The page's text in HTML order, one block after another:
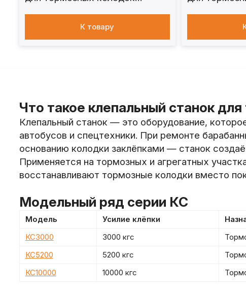
К товару
Что такое клепальный станок
Клепальный станок — это оборудование,
автобусов и спецтехники. При ремонте
основанию колодки заклёпками — станок
Применяется на тормозных и агрегатных
восстанавливают тормозные колодки вместо
Модельный ряд серии КС
Модель Усилие клёпки
КС3000
3000 кгс
КС5200
5200 кгс
КС10000
10000 кгс